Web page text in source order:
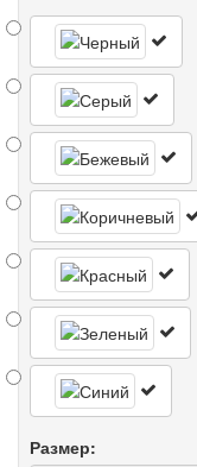
Размер: